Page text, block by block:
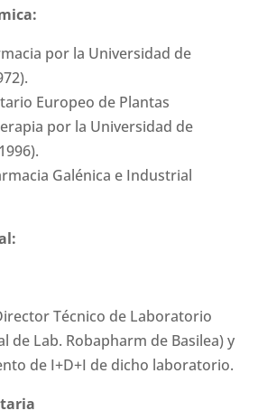
por la Universidad de
Europeo de Plantas
por la Universidad de
Galénica e Industrial
Técnico de Laboratorio
de Lab. Robapharm de Basilea) y
de I+D+I de dicho laboratorio.